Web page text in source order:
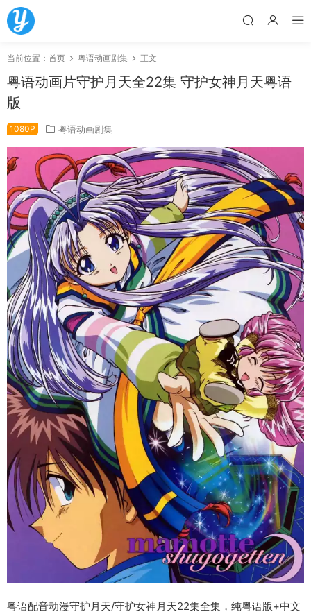
当前位置： 首页 粤语动画剧集 正文
粤语动画片守护月天全22集 守护女神月天粤语
版
1080P 粤语动画剧集
粤语配音动漫守护月天/守护女神月天22集全集，纯粤语版+中文